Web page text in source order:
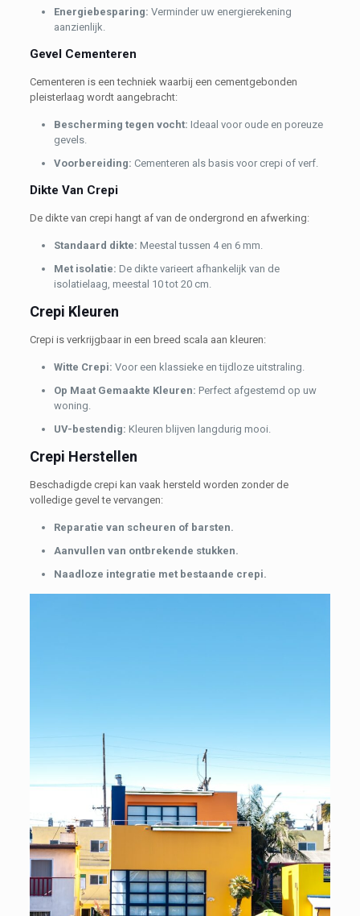
Energiebesparing: Verminder uw energierekening
aanzienlijk.
Gevel Cementeren
Cementeren is een techniek waarbij een cementgebonden
pleisterlaag wordt aangebracht:
Bescherming tegen vocht: Ideaal voor oude en poreuze
gevels.
Voorbereiding: Cementeren als basis voor crepi of verf.
Dikte Van Crepi
De dikte van crepi hangt af van de ondergrond en afwerking:
Standaard dikte: Meestal tussen 4 en 6 mm.
Met isolatie: De dikte varieert afhankelijk van de
isolatielaag, meestal 10 tot 20 cm.
Crepi Kleuren
Crepi is verkrijgbaar in een breed scala aan kleuren:
Witte Crepi: Voor een klassieke en tijdloze uitstraling.
Op Maat Gemaakte Kleuren: Perfect afgestemd op uw
woning.
UV-bestendig: Kleuren blijven langdurig mooi.
Crepi Herstellen
Beschadigde crepi kan vaak hersteld worden zonder de
volledige gevel te vervangen:
Reparatie van scheuren of barsten.
Aanvullen van ontbrekende stukken.
Naadloze integratie met bestaande crepi.